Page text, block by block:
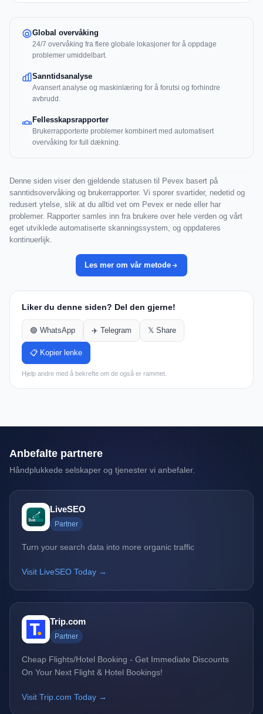
Global overvåking
24/7 overvåking fra flere globale lokasjoner for å oppdage
problemer umiddelbart.
Sanntidsanalyse
Avansert analyse og maskinlæring for å forutsi og forhindre
avbrudd.
Fellesskapsrapporter
Brukerrapporterte problemer kombinert med automatisert
overvåking for full dækning.
Denne siden viser den gjeldende statusen til Pevex basert på
sanntidsovervåking og brukerrapporter. Vi sporer svartider, nedetid og
redusert ytelse, slik at du alltid vet om Pevex er nede eller har
problemer. Rapporter samles inn fra brukere over hele verden og vårt
eget utviklede automatiserte skanningssystem, og oppdateres
kontinuerlijk.
Les mer om vår metode
Liker du denne siden? Del den gjerne!
🟢 WhatsApp ✈️ Telegram 𝕏 Share
📋 Kopier lenke
Hjelp andre med å bekrefte om de også er rammet.
Anbefalte partnere
Håndplukkede selskaper og tjenester vi anbefaler.
LiveSEO
Partner
Turn your search data into more organic traffic
Visit LiveSEO Today →
Trip.com
Partner
Cheap Flights/Hotel Booking - Get Immediate Discounts
On Your Next Flight & Hotel Bookings!
Visit Trip.com Today →